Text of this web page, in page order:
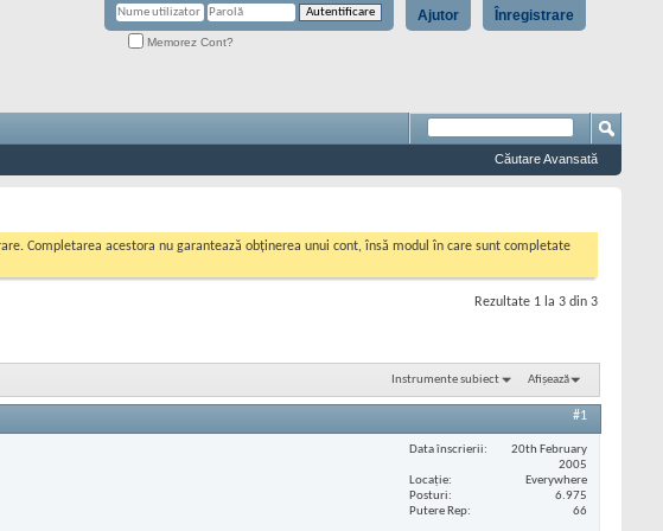
Înregistrare
Ajutor
Memorez Cont?
Căutare Avansată
Completarea acestora nu garantează obținerea unui cont, însă modul în care sunt completate
Rezultate 1 la 3 din 3
Instrumente subiect Afișează
#1
Data înscrierii
20th February
2005
Locaţie
Everywhere
Posturi
6.975
Putere Rep
66